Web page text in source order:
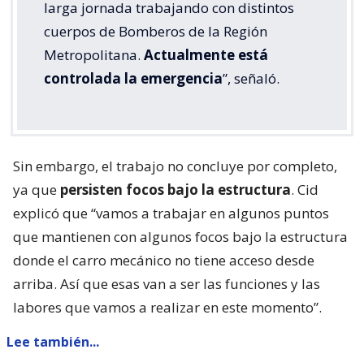
larga jornada trabajando con distintos
cuerpos de Bomberos de la Región
Metropolitana. Actualmente está
controlada la emergencia”, señaló.
Sin embargo, el trabajo no concluye por completo,
ya que persisten focos bajo la estructura. Cid
explicó que “vamos a trabajar en algunos puntos
que mantienen con algunos focos bajo la estructura
donde el carro mecánico no tiene acceso desde
arriba. Así que esas van a ser las funciones y las
labores que vamos a realizar en este momento”.
Lee también...